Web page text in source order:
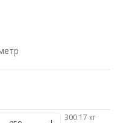
300.17 кг